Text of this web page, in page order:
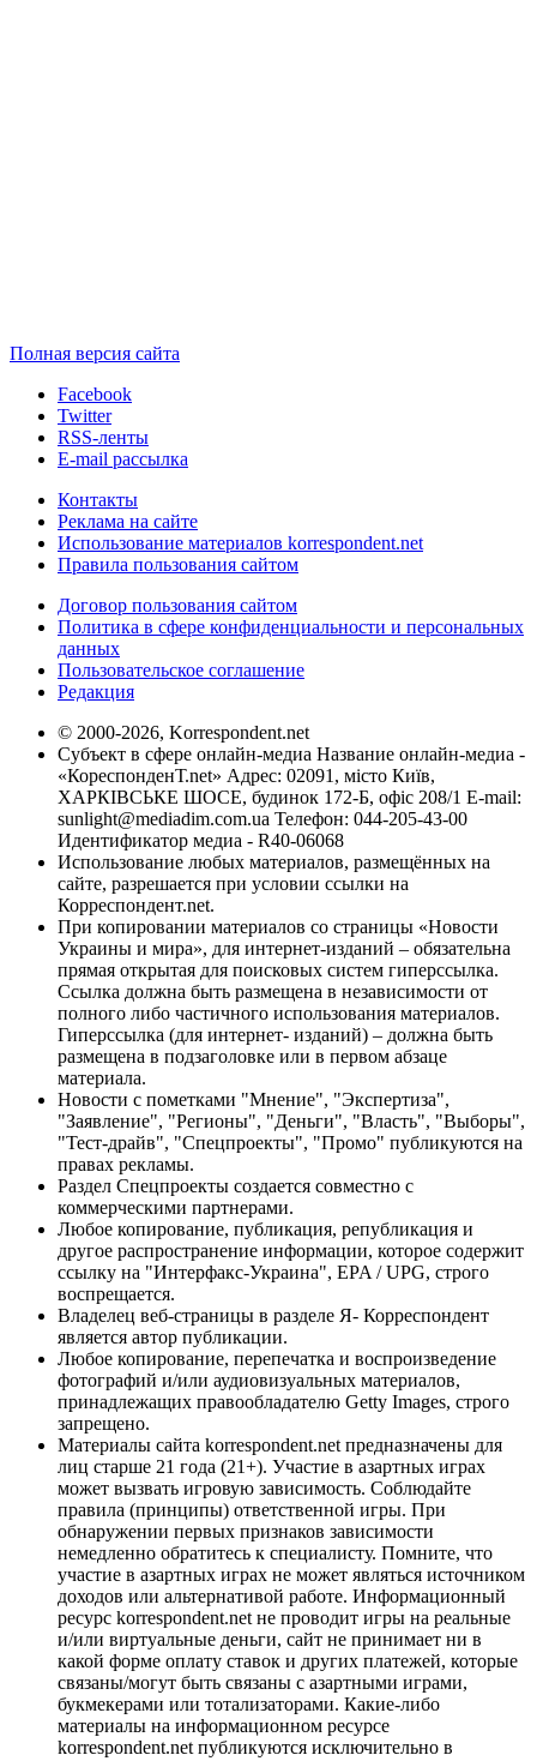
Полная версия сайта
Facebook
Twitter
RSS-ленты
E-mail рассылка
Контакты
Реклама на сайте
Использование материалов korrespondent.net
Правила пользования сайтом
Договор пользования сайтом
Политика в сфере конфиденциальности и персональных
данных
Пользовательское соглашение
Редакция
© 2000-2026, Korrespondent.net
Субъект в сфере онлайн-медиа Название онлайн-медиа -
«КореспонденТ.net» Адрес: 02091, місто Київ,
ХАРКІВСЬКЕ ШОСЕ, будинок 172-Б, офіс 208/1 E-mail:
sunlight@mediadim.com.ua Телефон: 044-205-43-00
Идентификатор медиа - R40-06068
Использование любых материалов, размещённых на
сайте, разрешается при условии ссылки на
Корреспондент.net.
При копировании материалов со страницы «Новости
Украины и мира», для интернет-изданий – обязательна
прямая открытая для поисковых систем гиперссылка.
Ссылка должна быть размещена в независимости от
полного либо частичного использования материалов.
Гиперссылка (для интернет- изданий) – должна быть
размещена в подзаголовке или в первом абзаце
материала.
Новости с пометками "Мнение", "Экспертиза",
"Заявление", "Регионы", "Деньги", "Власть", "Выборы",
"Тест-драйв", "Спецпроекты", "Промо" публикуются на
правах рекламы.
Раздел Спецпроекты создается совместно с
коммерческими партнерами.
Любое копирование, публикация, републикация и
другое распространение информации, которое содержит
ссылку на "Интерфакс-Украина", EPA / UPG, строго
воспрещается.
Владелец веб-страницы в разделе Я- Корреспондент
является автор публикации.
Любое копирование, перепечатка и воспроизведение
фотографий и/или аудиовизуальных материалов,
принадлежащих правообладателю Getty Images, строго
запрещено.
Материалы сайта korrespondent.net предназначены для
лиц старше 21 года (21+). Участие в азартных играх
может вызвать игровую зависимость. Соблюдайте
правила (принципы) ответственной игры. При
обнаружении первых признаков зависимости
немедленно обратитесь к специалисту. Помните, что
участие в азартных играх не может являться источником
доходов или альтернативой работе. Информационный
ресурс korrespondent.net не проводит игры на реальные
и/или виртуальные деньги, сайт не принимает ни в
какой форме оплату ставок и других платежей, которые
связаны/могут быть связаны с азартными играми,
букмекерами или тотализаторами. Какие-либо
материалы на информационном ресурсе
korrespondent.net публикуются исключительно в